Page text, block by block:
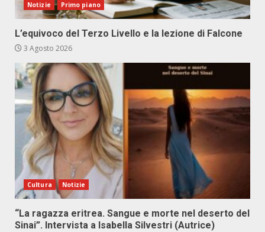
Notizie Primo piano
L’equivoco del Terzo Livello e la lezione di Falcone
3 Agosto 2026
Cultura Notizie
“La ragazza eritrea. Sangue e morte nel deserto del
Sinai”. Intervista a Isabella Silvestri (Autrice)